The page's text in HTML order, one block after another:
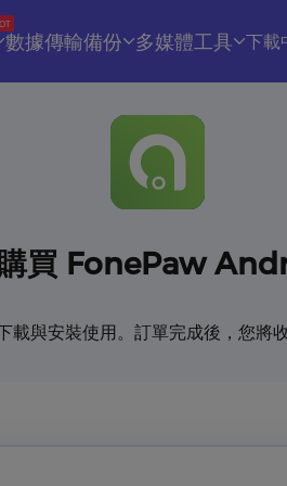
數據傳輸備份 多媒體工具 下載
買 FonePaw
與安裝使用。訂單完成後，您將